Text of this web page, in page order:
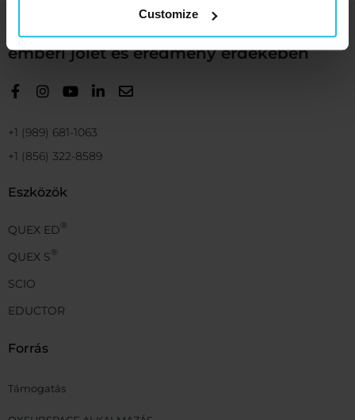
Customize
emberi jólét és eredmény érdekében
+1 (989) 681-1063
+1 (856) 322-8589
Eszközök
QUEX ED®
QUEX S®
SCIO
EDUCTOR
Forrás
Támogatás